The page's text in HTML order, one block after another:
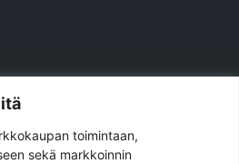
toimintaan,
sekä markkoinnin